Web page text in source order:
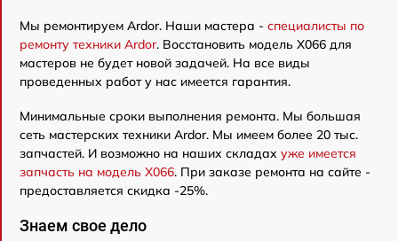
Мы ремонтируем Ardor. Наши мастера - специалисты по
ремонту техники Ardor. Восстановить модель X066 для
мастеров не будет новой задачей. На все виды
проведенных работ у нас имеется гарантия.
Минимальные сроки выполнения ремонта. Мы большая
сеть мастерских техники Ardor. Мы имеем более 20 тыс.
запчастей. И возможно на наших складах уже имеется
запчасть на модель X066. При заказе ремонта на сайте -
предоставляется скидка -25%.
Знаем свое дело